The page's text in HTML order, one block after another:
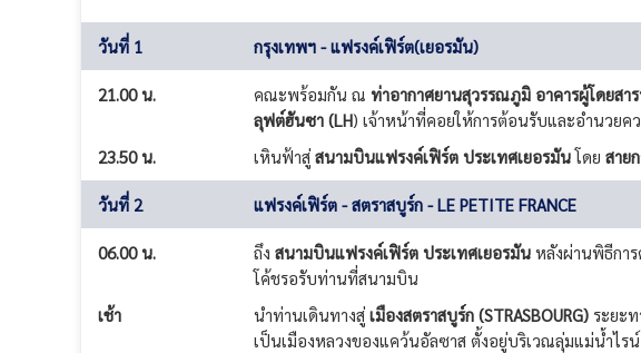
วันที่ 1 กรุงเทพฯ - แฟรงค์เฟิร์ต(เยอรมัน)
21.00 น. คณะพร้อมกัน ณ ท่าอากาศยานสุวรรณภูมิ อาคารผู้โดยสา
ลุฟต์ฮันซา (LH) เจ้าหน้าที่คอยให้การต้อนรับและอำนวยค
23.50 น.
เหินฟ้าสู่สนามบินแฟรงค์เฟิร์ต ประเทศเยอรมันโดย สาย
วันที่ 2 แฟรงค์เฟิร์ต - สตราสบูร์ก - LE PETITE FRANCE
06.00 น. ถึง สนามบินแฟรงค์เฟิร์ต ประเทศเยอรมัน หลังผ่านพิธีการ
โค้ชรอรับท่านที่สนามบิน
เช้า
นำท่านเดินทางสู่ เมืองสตราสบูร์ก (STRASBOURG)ระยะท
เป็นเมืองหลวงของแคว้นอัลซาส ตั้งอยู่บริเวณลุ่มแม่น้ำไ